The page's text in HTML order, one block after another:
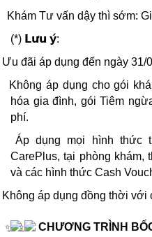
Khám Tư vấn dậy thì sớm:
(*) 𝗟𝘂̛𝘂 𝘆́:
Ưu đãi áp dụng đến ngày 31/
Không áp dụng cho gói
hóa gia đình, gói Tiêm
phí.
Áp dụng mọi hình thức
CarePlus, tại phòng khám,
và các hình thức Cash
Không áp dụng đồng thời
CHƯƠNG TRÌNH